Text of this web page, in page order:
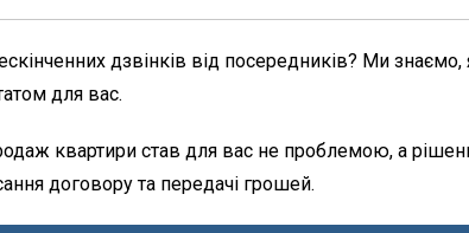
дзвінків від посередників? Ми знаємо,
для вас.
квартири став для вас не проблемою, а
договору та передачі грошей.